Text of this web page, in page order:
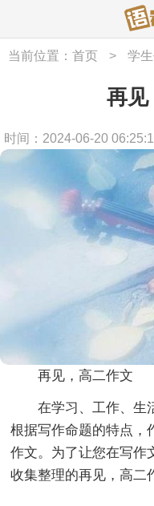
当前位置： 首页 > 学
再见
时间：2024-06-20
再见，高二作文
在学习、工作、生
根据写作命题的特点，
作文。为了让您在写作
收集整理的再见，高二